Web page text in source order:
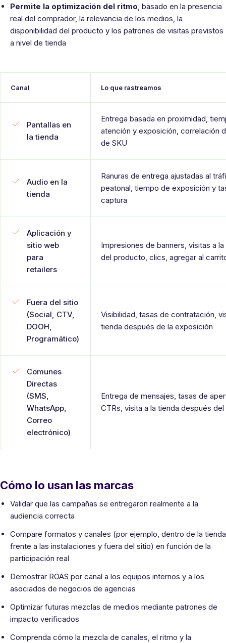
Permite la optimización del ritmo, basado en la presencia
real del comprador, la relevancia de los medios, la
disponibilidad del producto y los patrones de visitas previstos
a nivel de tienda
Canal Lo que rastreamos
Pantallas en
la tienda
Entrega basada en proximidad,
atención y exposición, correlación
de SKU
Audio en la
tienda
Ranuras de entrega ajustadas al
peatonal, tiempo de exposición y
captura
Aplicación y
sitio web
para
retailers
Impresiones de banners, visitas a la
del producto, clics, agregar al
Fuera del sitio
(Social, CTV,
DOOH,
Programático)
Visibilidad, tasas de contratación,
tienda después de la exposición
Comunes
Directas
(SMS,
WhatsApp,
Correo
electrónico)
Entrega de mensajes, tasas de
CTRs, visita a la tienda después
Cómo lo usan las marcas
Validar que las campañas se entregaron realmente a la
audiencia correcta
Compare formatos y canales (por ejemplo, dentro de la tienda
frente a las instalaciones y fuera del sitio) en función de la
participación real
Demostrar ROAS por canal a los equipos internos y a los
asociados de negocios de agencias
Optimizar futuras mezclas de medios mediante patrones de
impacto verificados
Comprenda cómo la mezcla de canales, el ritmo y la